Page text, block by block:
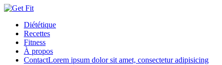
Diététique
Recettes
Fitness
À propos
ContactLorem ipsum dolor sit amet, consectetur adipisicing